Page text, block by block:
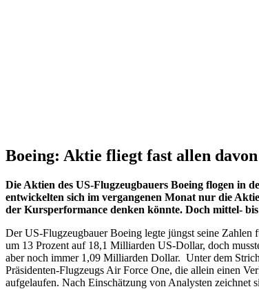
Boeing: Aktie fliegt fast allen davon
Die Aktien des US-Flugzeugbauers Boeing flogen in
entwickelten sich im vergangenen Monat nur die
der Kursperformance denken könnte. Doch mittel-
Der US-Flugzeugbauer Boeing legte jüngst seine
um 13 Prozent auf 18,1 Milliarden US-Dollar, doch
aber noch immer 1,09 Milliarden Dollar. Unter dem
Präsidenten-Flugzeugs Air Force One, die allein einen
aufgelaufen. Nach Einschätzung von Analysten